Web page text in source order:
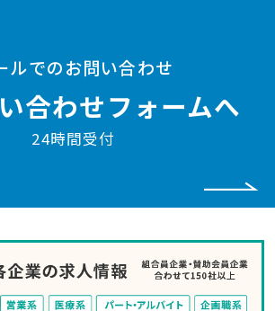
ルでのお問い合わせ
合わせフォームへ
24時間受付